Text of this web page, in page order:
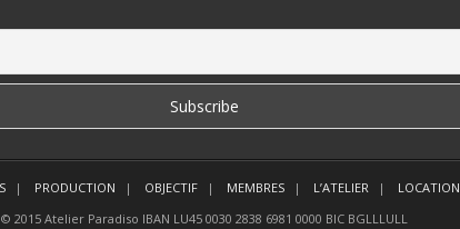
PRODUCTION OBJECTIF MEMBRES L’ATELIER LOCATION
© 2015 Atelier Paradiso IBAN LU45 0030 2838 6981 0000 BIC BGLLLULL